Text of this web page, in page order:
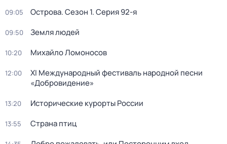
09:05 Острова. Сезон 1. Серия 92-я
09:50 Земля людей
10:20 Михайло Ломоносов
12:00
XI Международный фестиваль народной песни
«Добровидение»
13:20 Исторические курорты России
13:55 Страна птиц